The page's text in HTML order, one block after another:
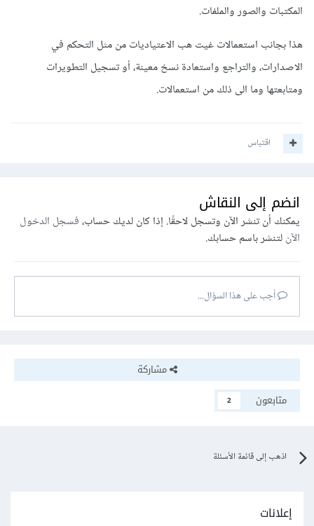
المكتبات والصور والملفات.
هذا بجانب استعمالات غيت هب الاعتياديات من مثل التحكم في
الاصدارات، والتراجع واستعادة نسخ معينة، أو تسجيل التطويرات
ومتابعتها وما الى ذلك من استعمالات.
اقتباس
انضم إلى النقاش
يمكنك أن تنشر الآن وتسجل لاحقًا. إذا كان لديك حساب،فسجل الدخول
الآنلتنشر باسم حسابك.
أجب على هذا السؤال...
مشاركة
متابعون
2
اذهب إلى قائمة الأسئلة
إعلانات